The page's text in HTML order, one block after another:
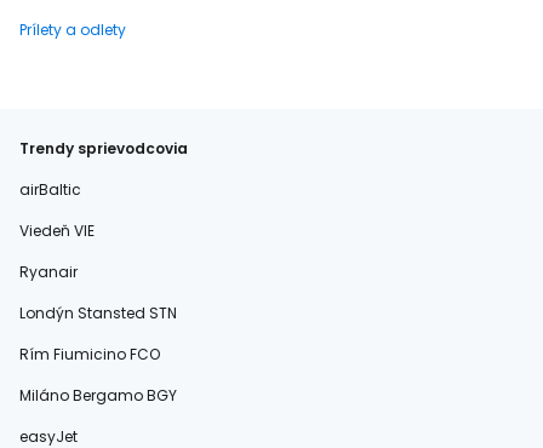
Prílety a odlety
Trendy sprievodcovia
airBaltic
Viedeň VIE
Ryanair
Londýn Stansted STN
Rím Fiumicino FCO
Miláno Bergamo BGY
easyJet